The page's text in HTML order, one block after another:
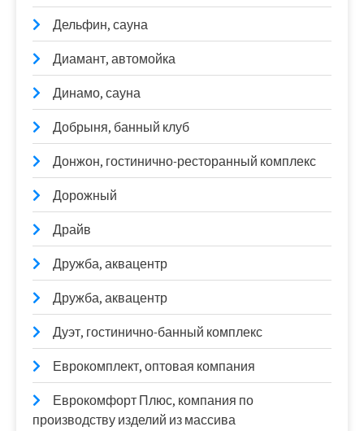
Дельфин, сауна
Диамант, автомойка
Динамо, сауна
Добрыня, банный клуб
Донжон, гостинично-ресторанный комплекс
Дорожный
Драйв
Дружба, аквацентр
Дружба, аквацентр
Дуэт, гостинично-банный комплекс
Еврокомплект, оптовая компания
Еврокомфорт Плюс, компания по
производству изделий из массива